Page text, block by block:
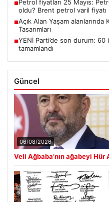
■Petrol fiyatları 25 Mayıs:
oldu? Brent petrol varil fiyatı
■Açık Alan Yaşam
Tasarımları
■YENİ Parti’de son durum:
tamamlandı
Güncel
06/08/2026
Veli Ağbaba’nın ağabeyi Hür